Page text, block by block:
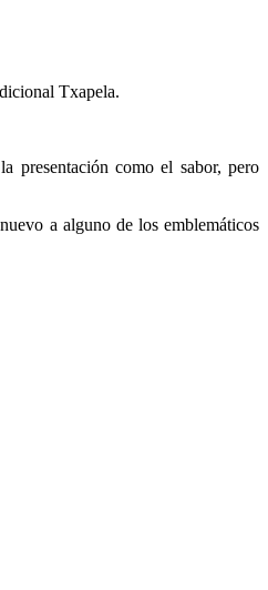
Txapela.
presentación como el sabor, pero
a alguno de los emblemáticos